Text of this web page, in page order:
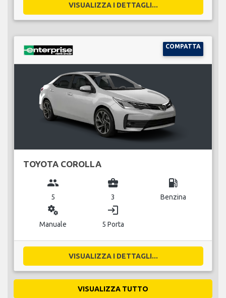
VISUALIZZA I DETTAGLI...
COMPATTA
TOYOTA COROLLA
group
5
business_center
3
local_gas_station
Benzina
miscellaneous_services
Manuale
login
5 Porta
VISUALIZZA I DETTAGLI...
VISUALIZZA TUTTO